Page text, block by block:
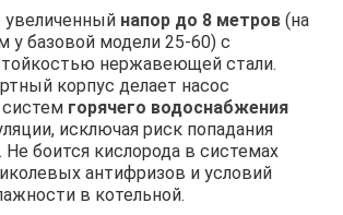
увеличенный напор до 8 метров (на
у базовой модели 25-60) с
нержавеющей стали.
корпус делает насос
горячего водоснабжения
исключая риск попадания
боится кислорода в системах
антифризов и условий
в котельной.